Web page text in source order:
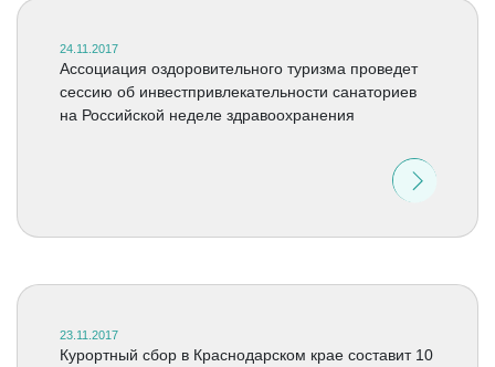
24.11.2017
Ассоциация оздоровительного туризма проведет
сессию об инвестпривлекательности санаториев
на Российской неделе здравоохранения
23.11.2017
Курортный сбор в Краснодарском крае составит 10